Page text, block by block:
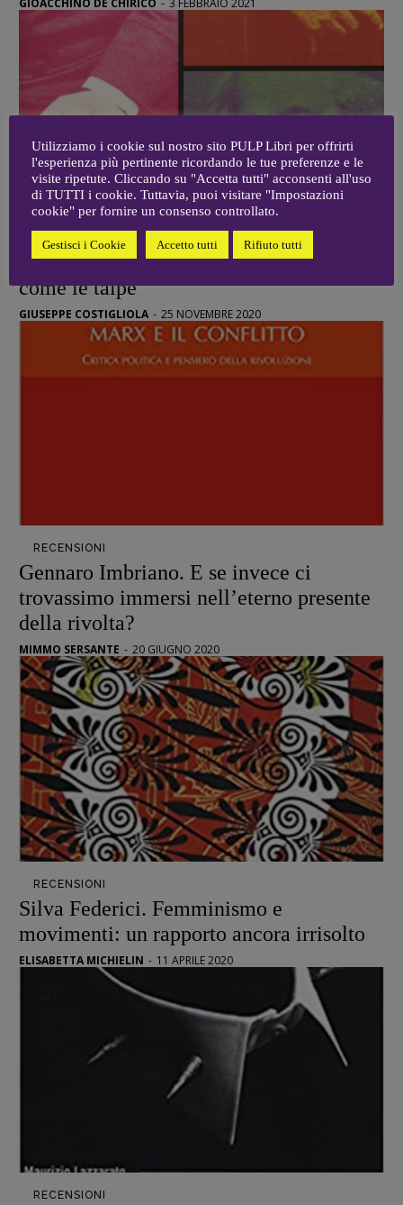
GIOACCHINO DE CHIRICO - 3 FEBBRAIO 2021
Marx, oggi. Un pensiero con sette vite
come le talpe
GIUSEPPE COSTIGLIOLA - 25 NOVEMBRE 2020
RECENSIONI
Gennaro Imbriano. E se invece ci
trovassimo immersi nell’eterno presente
della rivolta?
MIMMO SERSANTE - 20 GIUGNO 2020
RECENSIONI
Silva Federici. Femminismo e
movimenti: un rapporto ancora irrisolto
ELISABETTA MICHIELIN - 11 APRILE 2020
RECENSIONI
Utilizziamo i cookie sul nostro sito PULP Libri per offrirti
l'esperienza più pertinente ricordando le tue preferenze e le
visite ripetute. Cliccando su "Accetta tutti" acconsenti all'uso
di TUTTI i cookie. Tuttavia, puoi visitare "Impostazioni
cookie" per fornire un consenso controllato.
Gestisci i Cookie Accetto tutti Rifiuto tutti